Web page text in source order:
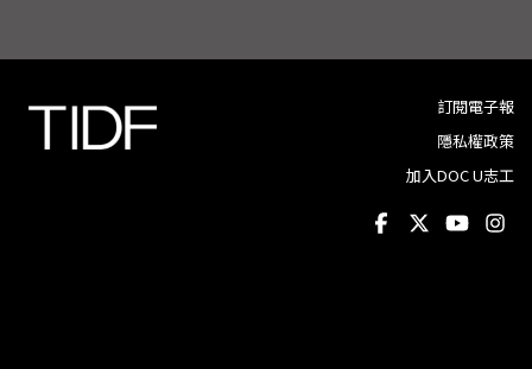
訂閱電子報
隱私權政策
加入DOC U志工